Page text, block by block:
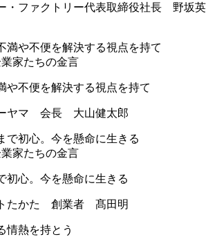
・ファクトリー代表取締役社長 野坂英
家たちの金言
や不便を解決する視点を持て
ヤマ 会長 大山健太郎
家たちの金言
初心。今を懸命に生きる
たかた 創業者 髙田明